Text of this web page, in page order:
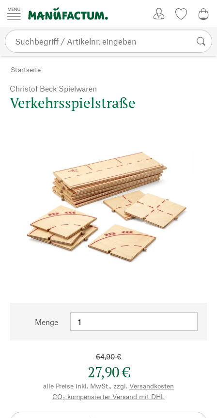
Zum Inhalt springen
Startseite
Christof Beck Spielwaren
Verkehrsspielstraße
Menge
64,90 €
27,90 €
alle Preise inkl. MwSt., zzgl. Versandkosten
CO₂-kompensierter Versand mit DHL